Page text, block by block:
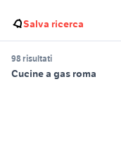
Salva ricerca
98 risultati
Cucine a gas roma